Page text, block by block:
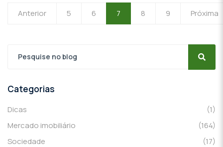
Anterior 5 6 7 8 9 Próxima
Categorias
Dicas
(1)
Mercado imobiliário
(164)
Sociedade
(17)